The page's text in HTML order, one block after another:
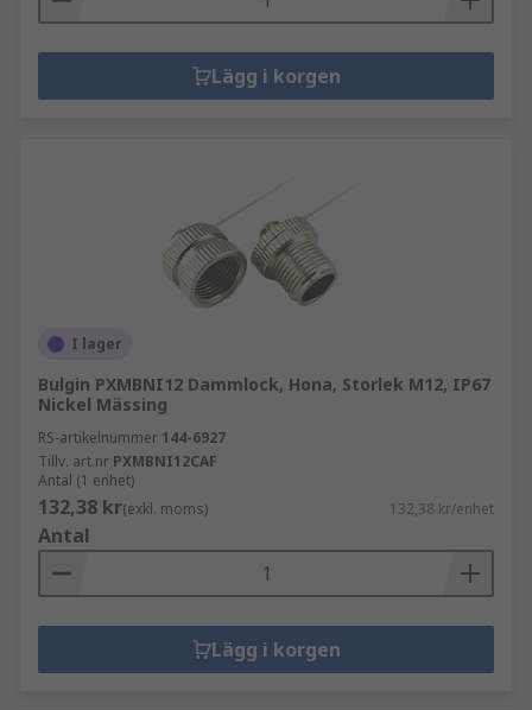
Lägg i korgen
I lager
Bulgin PXMBNI12 Dammlock, Hona, Storlek M12, IP67
Nickel Mässing
RS-artikelnummer 144-6927
Tillv. art.nr PXMBNI12CAF
Antal (1 enhet)
132,38 kr(exkl. moms) 132,38 kr/enhet
Antal
Lägg i korgen